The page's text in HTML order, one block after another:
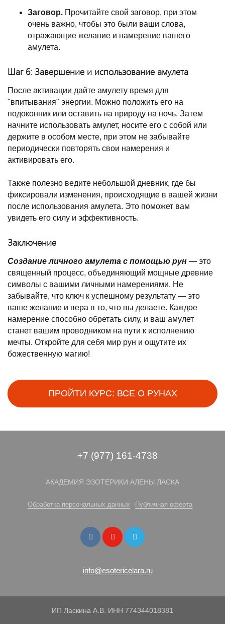
Заговор. Прочитайте свой заговор, при этом
очень важно, чтобы это были ваши слова,
отражающие желание и намерение вашего
амулета.
Шаг 6: Завершение и использование амулета
После активации дайте амулету время для
"впитывания" энергии. Можно положить его на
подоконник или оставить на природу на ночь. Затем
начните использовать амулет, носите его с собой или
держите в особом месте, при этом не забывайте
периодически повторять свои намерения и
активировать его.
Также полезно ведите небольшой дневник, где бы
фиксировали изменения, происходящие в вашей жизни
после использования амулета. Это поможет вам
увидеть его силу и эффективность.
Заключение
Создание личного амулета с помощью рун — это
священный процесс, объединяющий мощные древние
символы с вашими личными намерениями. Не
забывайте, что ключ к успешному результату — это
ваше желание и вера в то, что вы делаете. Каждое
намерение способно обретать силу, и ваш амулет
станет вашим проводником на пути к исполнению
мечты. Откройте для себя мир рун и ощутите их
божественную магию!
ПРОЙТИ КУРС: ВСЕ О РУНАХ
+7 (977) 161-4738
АКАДЕМИЯ ЭЗОТЕРИКИ АЛЕНЫ ЛАСКА
Обработка персональных данных Публичная оферта
info@esotericelara.ru
ИП Ласкина А.В. ИНН 774344018381